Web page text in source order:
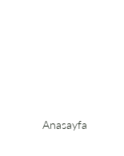
Anasayfa